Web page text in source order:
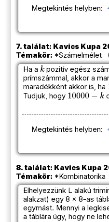
Megtekintés helyben:
7. találat: Kavics Kupa
Témakör: *Számelmélet
Ha a
k
pozitív egész
prímszámmal, akkor a
maradékként akkor is, ha
Tudjuk, hogy
10000− k
Megtekintés helyben:
8. találat: Kavics Kupa
Témakör: *Kombinatorika
Elhelyezzünk L alakú
alakzat) egy 8 × 8-as
egymást. Mennyi a
a táblára úgy, hogy ne